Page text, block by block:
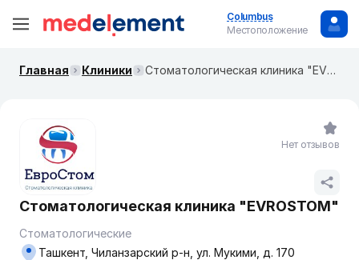
Columbus
Местоположение
Главная Клиники Cтоматологическая клиника "EVROSTOM"
Cтоматологическая клиника "EVROSTOM"
Стоматологические
Ташкент, Чиланзарский р-н, ул. Мукими, д. 170
Нет отзывов